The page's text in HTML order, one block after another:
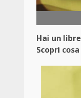
Hai un
Scopri